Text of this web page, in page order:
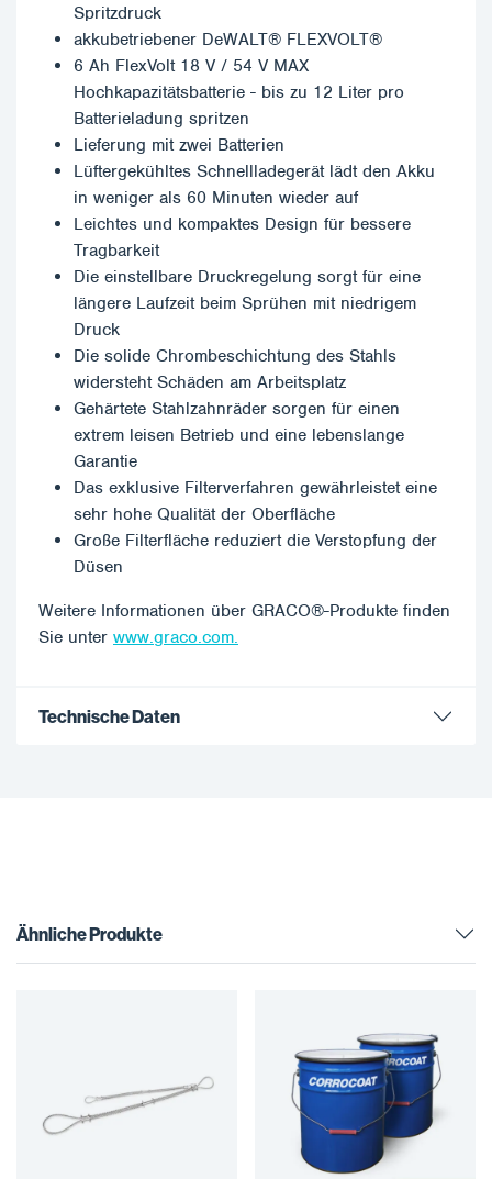
Spritzdruck
akkubetriebener DeWALT® FLEXVOLT®
6 Ah FlexVolt 18 V / 54 V MAX
Hochkapazitätsbatterie - bis zu 12 Liter pro
Batterieladung spritzen
Lieferung mit zwei Batterien
Lüftergekühltes Schnellladegerät lädt den Akku
in weniger als 60 Minuten wieder auf
Leichtes und kompaktes Design für bessere
Tragbarkeit
Die einstellbare Druckregelung sorgt für eine
längere Laufzeit beim Sprühen mit niedrigem
Druck
Die solide Chrombeschichtung des Stahls
widersteht Schäden am Arbeitsplatz
Gehärtete Stahlzahnräder sorgen für einen
extrem leisen Betrieb und eine lebenslange
Garantie
Das exklusive Filterverfahren gewährleistet eine
sehr hohe Qualität der Oberfläche
Große Filterfläche reduziert die Verstopfung der
Düsen
Weitere Informationen über GRACO®-Produkte finden
Sie unter www.graco.com.
Technische Daten
Ähnliche Produkte